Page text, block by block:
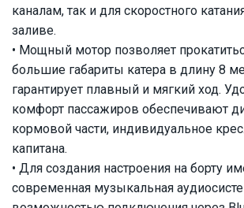
каналам, так и для скоростного
заливе.
• Мощный мотор позволяет
большие габариты катера в длину 8
гарантирует плавный и мягкий ход.
комфорт пассажиров обеспечивают
кормовой части, индивидуальное
капитана.
• Для создания настроения на борту
современная музыкальная